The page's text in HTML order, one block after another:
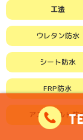
工法
ウレタン防水
シート防水
FRP防水
アスファルト防